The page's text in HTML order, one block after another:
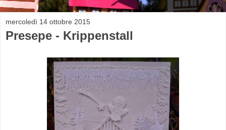
mercoledì 14 ottobre 2015
Presepe - Krippenstall